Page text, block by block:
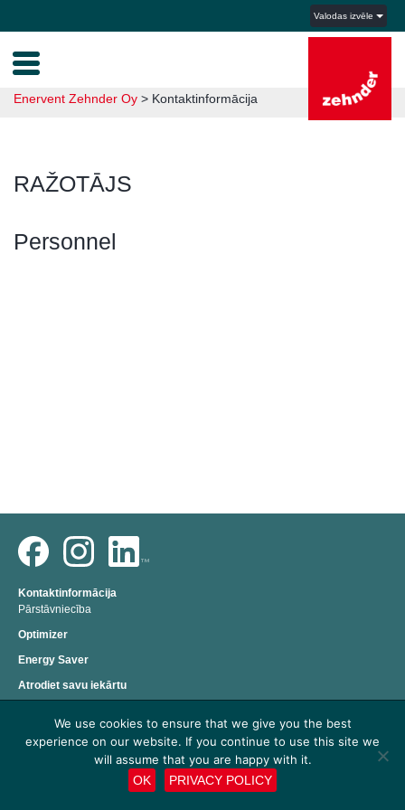
Valodas izvēle
Enervent Zehnder Oy > Kontaktinformācija
RAŽOTĀJS
Personnel
Kontaktinformācija
Pārstāvniecība
Optimizer
Energy Saver
Atrodiet savu iekārtu
We use cookies to ensure that we give you the best
experience on our website. If you continue to use this site we
will assume that you are happy with it.
OK
PRIVACY POLICY